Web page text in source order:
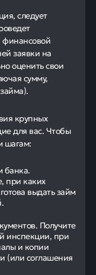
следует
финансовой
заявки на
оценить свои
сумму,
крупных
для вас. Чтобы
шагам:
банка.
при каких
выдать займ
Получите
инспекции, при
и копии
(или соглашения